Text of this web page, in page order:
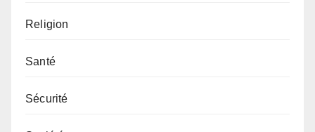
Religion
Santé
Sécurité